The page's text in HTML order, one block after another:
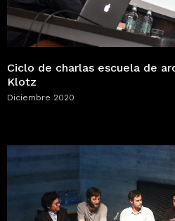
Ciclo de charlas escuela de
Klotz
Diciembre 2020